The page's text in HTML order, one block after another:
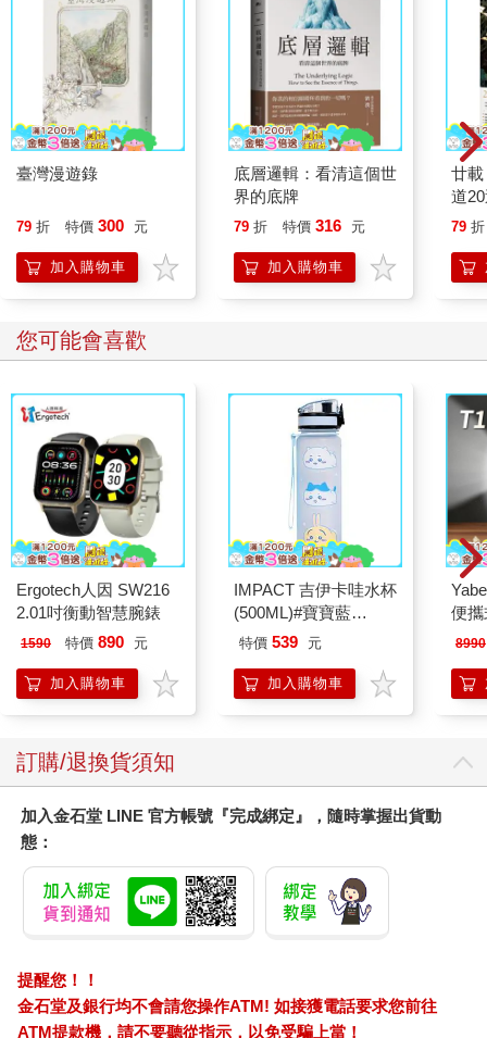
臺灣漫遊錄
79 折 特價 300 元
加入購物車
底層邏輯：看清這個世
界的底牌
79 折 特價 316 元
加入購物車
廿
道
79 折
您可能會喜歡
Ergotech人因 SW216
2.01吋衡動智慧腕錶
1590 特價 890 元
加入購物車
IMPACT 吉伊卡哇水杯
(500ML)#寶寶藍
IMCHB01LB
特價 539 元
加入購物車
便攜
投
8990
訂購/退換貨須知
加入金石堂 LINE 官方帳號『完成綁定』，隨時掌握出貨動
態：
提醒您！！
金石堂及銀行均不會請您操作ATM! 如接獲電話要求您前往
ATM提款機，請不要聽從指示，以免受騙上當！